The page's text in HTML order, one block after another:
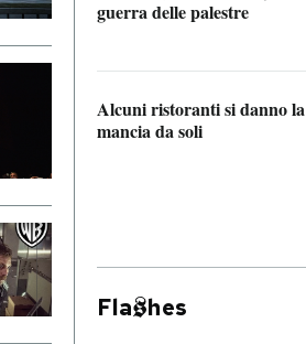
guerra delle palestre
Alcuni ristoranti si danno la
mancia da soli
Fla hes